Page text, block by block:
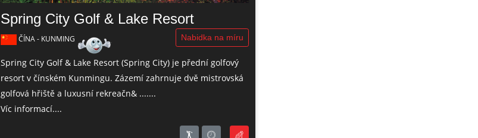
Spring City Golf & Lake Resort
Nabidka na míru
ČÍNA - KUNMING
Spring City Golf & Lake Resort (Spring City) je přední golfový
resort v čínském Kunmingu. Zázemí zahrnuje dvě mistrovská
golfová hřiště a luxusní rekreačn& .......
Víc informací....